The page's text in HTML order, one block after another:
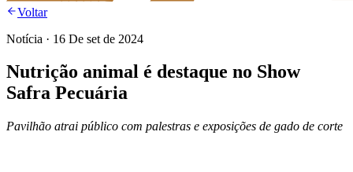
Voltar
Notícia · 16 De set de 2024
Nutrição animal é destaque no Show
Safra Pecuária
Pavilhão atrai público com palestras e exposições de gado de corte